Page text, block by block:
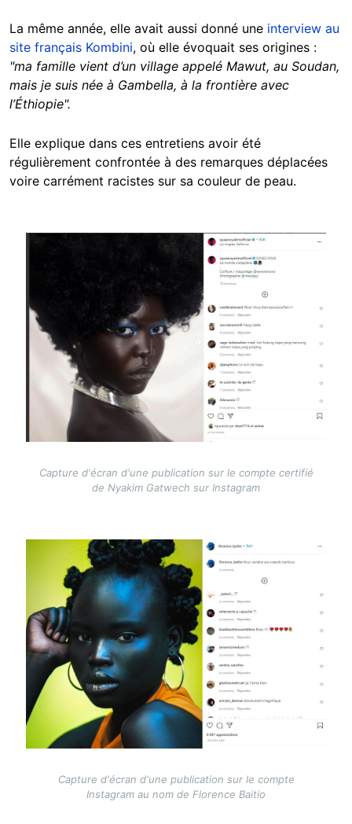
La même année, elle avait aussi donné une interview au
site français Kombini, où elle évoquait ses origines :
"ma famille vient d’un village appelé Mawut, au Soudan,
mais je suis née à Gambella, à la frontière avec
l’Éthiopie".
Elle explique dans ces entretiens avoir été
régulièrement confrontée à des remarques déplacées
voire carrément racistes sur sa couleur de peau.
Capture d'écran d'une publication sur le compte certifié
de Nyakim Gatwech sur Instagram
Image
Capture d'écran d'une publication sur le compte
Instagram au nom de Florence Baitio